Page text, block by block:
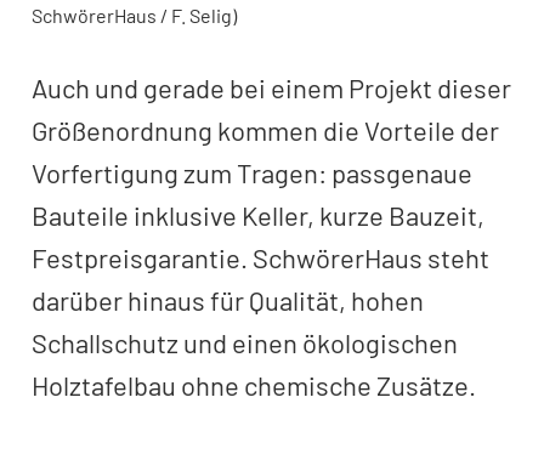
SchwörerHaus / F. Selig)
Auch und gerade bei einem Projekt dieser
Größenordnung kommen die Vorteile der
Vorfertigung zum Tragen: passgenaue
Bauteile inklusive Keller, kurze Bauzeit,
Festpreisgarantie. SchwörerHaus steht
darüber hinaus für Qualität, hohen
Schallschutz und einen ökologischen
Holztafelbau ohne chemische Zusätze.